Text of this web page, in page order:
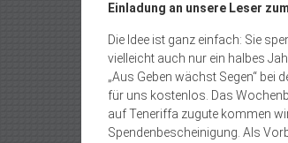
Einladung an unsere Leser
Die Idee ist ganz einfach: Sie
vielleicht auch nur ein halbes
„Aus Geben wächst Segen“ bei
für uns kos­tenlos. Das
auf Teneriffa zugute kommen
Spendenbescheinigung. Als